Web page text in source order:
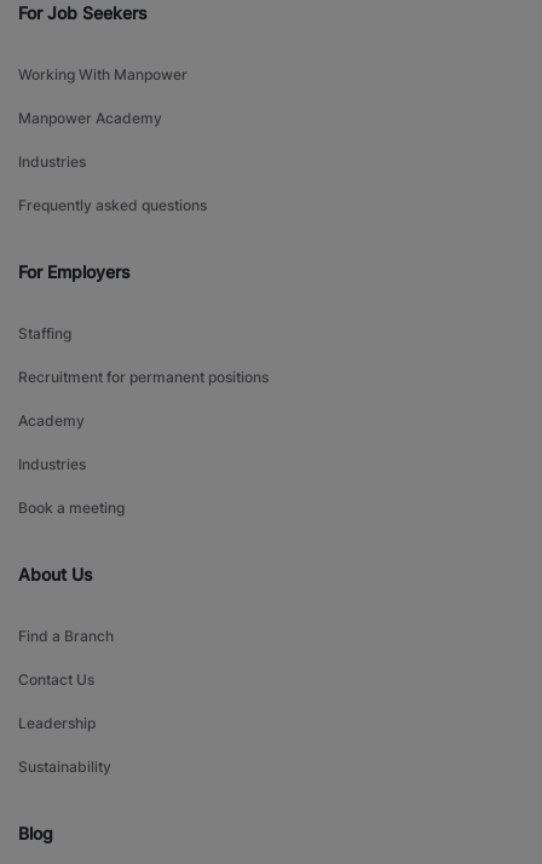
For Job Seekers
Working With Manpower
Manpower Academy
Industries
Frequently asked questions
For Employers
Staffing
Recruitment for permanent positions
Academy
Industries
Book a meeting
About Us
Find a Branch
Contact Us
Leadership
Sustainability
Blog